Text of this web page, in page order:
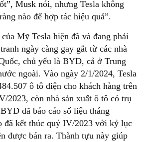
Musk nói, nhưng Tesla không
nào để hợp tác hiệu quả”.
Mỹ Tesla hiện đã và đang phải
ngày càng gay gắt từ các nhà
chủ yếu là BYD, cả ở Trung
ngoài. Vào ngày 2/1/2024, Tesla
ô tô điện cho khách hàng trên
2023, còn nhà sản xuất ô tô có trụ
đã báo cáo số liệu tháng
đã kết thúc quý IV/2023 với kỷ lục
được bán ra. Thành tựu này giúp